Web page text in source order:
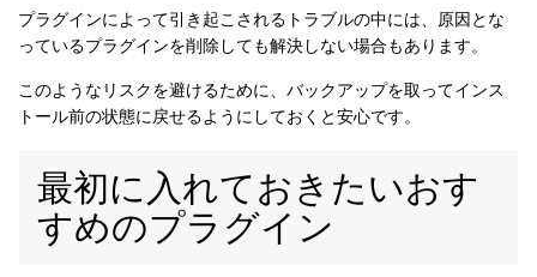
プラグインによって引き起こされるトラブルの中には、原因とな
っているプラグインを削除しても解決しない場合もあります。
このようなリスクを避けるために、バックアップを取ってインス
トール前の状態に戻せるようにしておくと安心です。
最初に入れておきたいおす
すめのプラグイン